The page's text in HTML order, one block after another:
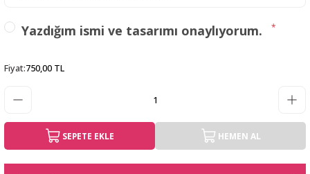
Yazdığım ismi ve tasarımı onaylıyorum. *
Fiyat:750,00 TL
SEPETE EKLE HEMEN AL